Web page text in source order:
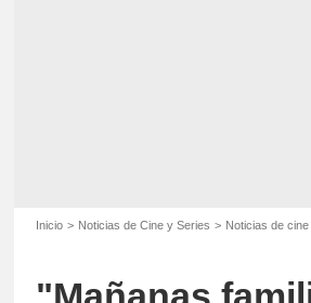
Inicio Noticias de Cine y Series Noticias de cine